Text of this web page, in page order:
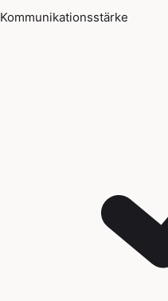
Kommunikationsstärke